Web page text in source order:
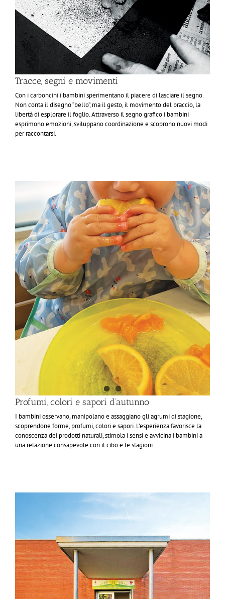
Tracce, segni e movimenti
Con i carboncini i bambini sperimentano il piacere di lasciare il segno.
Non conta il disegno “bello”, ma il gesto, il movimento del braccio, la
libertà di esplorare il foglio. Attraverso il segno grafico i bambini
esprimono emozioni, sviluppano coordinazione e scoprono nuovi modi
per raccontarsi.
Profumi, colori e sapori d’autunno
I bambini osservano, manipolano e assaggiano gli agrumi di stagione,
scoprendone forme, profumi, colori e sapori. L’esperienza favorisce la
conoscenza dei prodotti naturali, stimola i sensi e avvicina i bambini a
una relazione consapevole con il cibo e le stagioni.